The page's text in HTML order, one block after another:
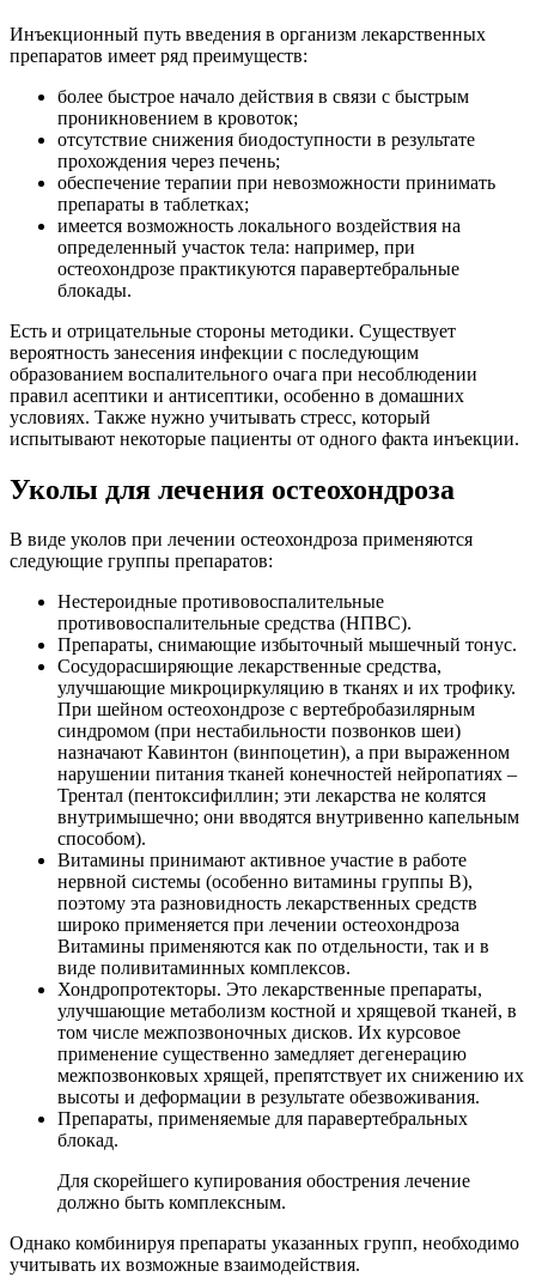
Инъекционный путь введения в организм лекарственных
препаратов имеет ряд преимуществ:
более быстрое начало действия в связи с быстрым
проникновением в кровоток;
отсутствие снижения биодоступности в результате
прохождения через печень;
обеспечение терапии при невозможности принимать
препараты в таблетках;
имеется возможность локального воздействия на
определенный участок тела: например, при
остеохондрозе практикуются паравертебральные
блокады.
Есть и отрицательные стороны методики. Существует
вероятность занесения инфекции с последующим
образованием воспалительного очага при несоблюдении
правил асептики и антисептики, особенно в домашних
условиях. Также нужно учитывать стресс, который
испытывают некоторые пациенты от одного факта инъекции.
Уколы для лечения остеохондроза
В виде уколов при лечении остеохондроза применяются
следующие группы препаратов:
Нестероидные противовоспалительные
противовоспалительные средства (НПВС).
Препараты, снимающие избыточный мышечный тонус.
Сосудорасширяющие лекарственные средства,
улучшающие микроциркуляцию в тканях и их трофику.
При шейном остеохондрозе с вертебробазилярным
синдромом (при нестабильности позвонков шеи)
назначают Кавинтон (винпоцетин), а при выраженном
нарушении питания тканей конечностей нейропатиях –
Трентал (пентоксифиллин; эти лекарства не колятся
внутримышечно; они вводятся внутривенно капельным
способом).
Витамины принимают активное участие в работе
нервной системы (особенно витамины группы В),
поэтому эта разновидность лекарственных средств
широко применяется при лечении остеохондроза
Витамины применяются как по отдельности, так и в
виде поливитаминных комплексов.
Хондропротекторы. Это лекарственные препараты,
улучшающие метаболизм костной и хрящевой тканей, в
том числе межпозвоночных дисков. Их курсовое
применение существенно замедляет дегенерацию
межпозвонковых хрящей, препятствует их снижению их
высоты и деформации в результате обезвоживания.
Препараты, применяемые для паравертебральных
блокад.
Для скорейшего купирования обострения лечение
должно быть комплексным.
Однако комбинируя препараты указанных групп, необходимо
учитывать их возможные взаимодействия.